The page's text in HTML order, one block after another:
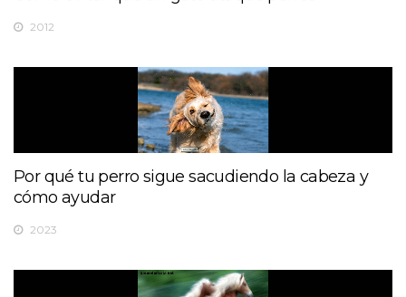
2012
Por qué tu perro sigue sacudiendo la cabeza y
cómo ayudar
2023